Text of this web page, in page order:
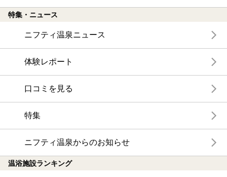
特集・ニュース
ニフティ温泉ニュース
体験レポート
口コミを見る
特集
ニフティ温泉からのお知らせ
温浴施設ランキング